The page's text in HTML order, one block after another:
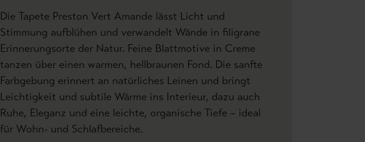
Die Tapete Preston Vert Amande lässt Licht und
Stimmung aufblühen und verwandelt Wände in filigrane
Erinnerungsorte der Natur. Feine Blattmotive in Creme
tanzen über einen warmen, hellbraunen Fond. Die sanfte
Farbgebung erinnert an natürliches Leinen und bringt
Leichtigkeit und subtile Wärme ins Interieur, dazu auch
Ruhe, Eleganz und eine leichte, organische Tiefe – ideal
für Wohn- und Schlafbereiche.